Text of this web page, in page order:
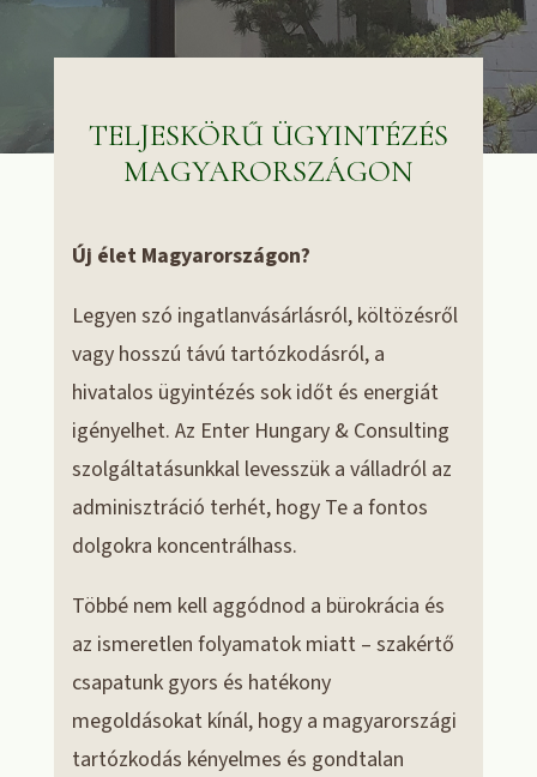
TELJESKÖRŰ ÜGYINTÉZÉS
MAGYARORSZÁGON
Új élet Magyarországon?
Legyen szó ingatlanvásárlásról, költözésről
vagy hosszú távú tartózkodásról, a
hivatalos ügyintézés sok időt és energiát
igényelhet. Az Enter Hungary & Consulting
szolgáltatásunkkal levesszük a válladról az
adminisztráció terhét, hogy Te a fontos
dolgokra koncentrálhass.
Többé nem kell aggódnod a bürokrácia és
az ismeretlen folyamatok miatt – szakértő
csapatunk gyors és hatékony
megoldásokat kínál, hogy a magyarországi
tartózkodás kényelmes és gondtalan